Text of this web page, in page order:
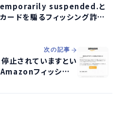
suspended.と
ードを騙るフィッシング詐欺
次の記事
止されていますとい
フィッシング